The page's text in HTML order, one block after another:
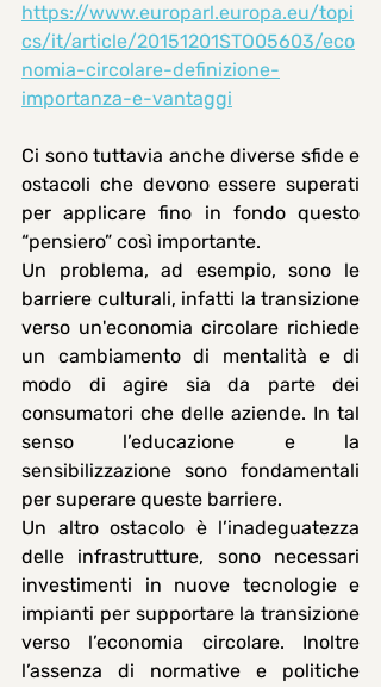
https://www.europarl.europa.eu/topi
cs/it/article/20151201STO05603/eco
nomia-circolare-definizione-
importanza-e-vantaggi
Ci sono tuttavia anche diverse sfide e
ostacoli che devono essere superati
per applicare fino in fondo questo
“pensiero” così importante.
Un problema, ad esempio, sono le
barriere culturali, infatti la transizione
verso un'economia circolare richiede
un cambiamento di mentalità e di
modo di agire sia da parte dei
consumatori che delle aziende. In tal
senso l’educazione e la
sensibilizzazione sono fondamentali
per superare queste barriere.
Un altro ostacolo è l’inadeguatezza
delle infrastrutture, sono necessari
investimenti in nuove tecnologie e
impianti per supportare la transizione
verso l’economia circolare. Inoltre
l’assenza di normative e politiche